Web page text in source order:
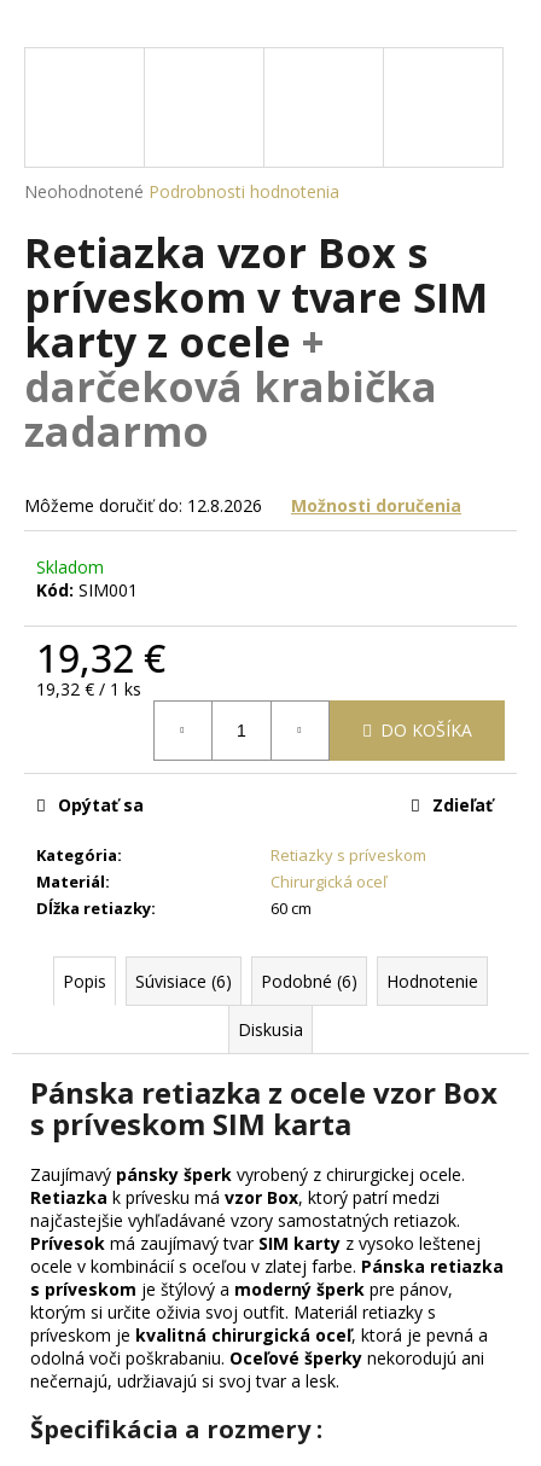
Priemerné
produktu
je
5
hviezdičiek.
Neohodnotené Podrobnosti hodnotenia
Retiazka vzor Box s
príveskom v tvare SIM
karty z ocele +
darčeková krabička
zadarmo
Môžeme doručiť do: 12.8.2026 Možnosti doručenia
Skladom
Kód: SIM001
19,32 €
Jednotková
19,32 € / 1 ks
DO KOŠÍKA
Kategória:
Retiazky s príveskom
Materiál:
Chirurgická oceľ
Dĺžka retiazky: 60 cm
Opýtať sa Zdieľať
Popis Súvisiace (6) Podobné (6) Hodnotenie
Diskusia
Pánska retiazka z ocele vzor Box
s príveskom SIM karta
Zaujímavý pánsky šperk vyrobený z chirurgickej ocele.
Retiazka k prívesku má vzor Box, ktorý patrí medzi
najčastejšie vyhľadávané vzory samostatných retiazok.
Prívesok má zaujímavý tvar SIM karty z vysoko leštenej
ocele v kombinácií s oceľou v zlatej farbe. Pánska retiazka
s príveskom je štýlový a moderný šperk pre pánov,
ktorým si určite oživia svoj outfit. Materiál retiazky s
príveskom je kvalitná chirurgická oceľ, ktorá je pevná a
odolná voči poškrabaniu. Oceľové šperky nekorodujú ani
nečernajú, udržiavajú si svoj tvar a lesk.
Špecifikácia a rozmery :
j
?
HĽADAŤ
O
d
p
r
ú
a
m
e
OCEĽOVÁ
KRÍŽ
DAMIAN
TOMTO
PRODUKTE
SI
MÔŽETE
DĹŽKU
RETIAZKY